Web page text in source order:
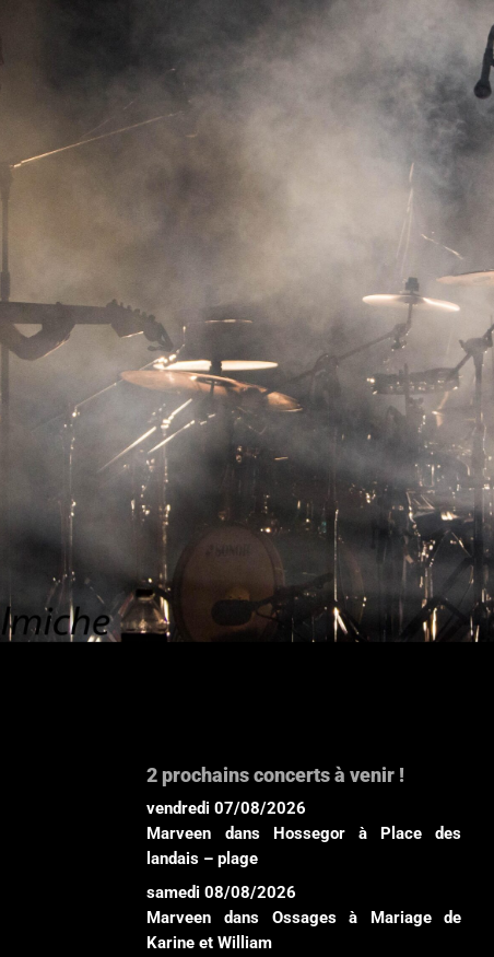
2 prochains concerts à venir !
vendredi 07/08/2026
Marveen
dans Hossegor à
Place des
landais – plage
samedi 08/08/2026
Marveen
dans Ossages à
Mariage de
Karine et William